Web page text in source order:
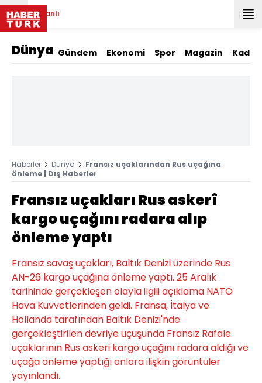
Canlı
Dünya Gündem Ekonomi Spor Magazin Kadın
Haberler Dünya
Fransız uçaklarından Rus uçağına
önleme | Dış Haberler
Fransız uçakları Rus askerî
kargo uçağını radara alıp
önleme yaptı
Fransız savaş uçakları, Baltık Denizi üzerinde Rus
AN-26 kargo uçağına önleme yaptı. 25 Aralık
tarihinde gerçekleşen olayla ilgili açıklama NATO
Hava Kuvvetlerinden geldi. Fransa, İtalya ve
Hollanda tarafından Baltık Denizi'nde
gerçekleştirilen devriye uçuşunda Fransız Rafale
uçaklarının Rus askeri kargo uçağını radara aldığı ve
uçağa önleme yaptığı anlara ilişkin görüntüler
yayınlandı.